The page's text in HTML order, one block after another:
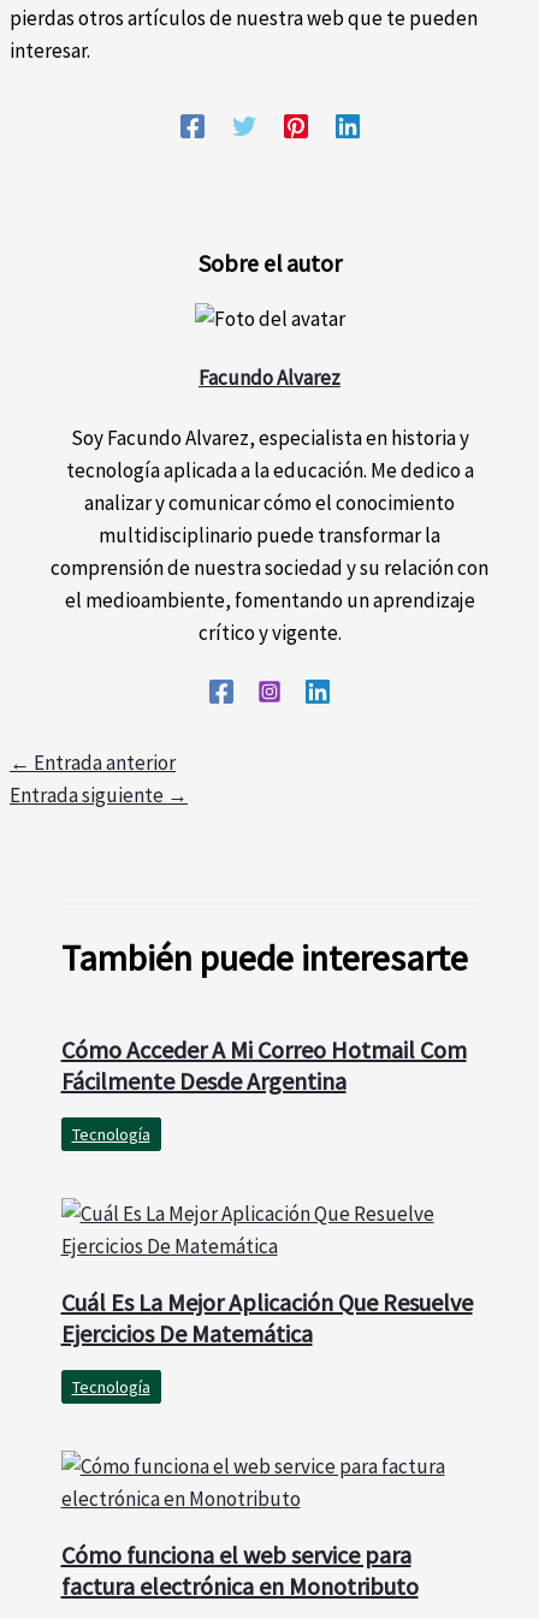
pierdas otros artículos de nuestra web que te pueden
interesar.
Sobre el autor
Facundo Alvarez
Soy Facundo Alvarez, especialista en historia y
tecnología aplicada a la educación. Me dedico a
analizar y comunicar cómo el conocimiento
multidisciplinario puede transformar la
comprensión de nuestra sociedad y su relación con
el medioambiente, fomentando un aprendizaje
crítico y vigente.
← Entrada anterior
Entrada siguiente →
También puede interesarte
Cómo Acceder A Mi Correo Hotmail Com
Fácilmente Desde Argentina
Tecnología
Cuál Es La Mejor Aplicación Que Resuelve
Ejercicios De Matemática
Tecnología
Cómo funciona el web service para
factura electrónica en Monotributo